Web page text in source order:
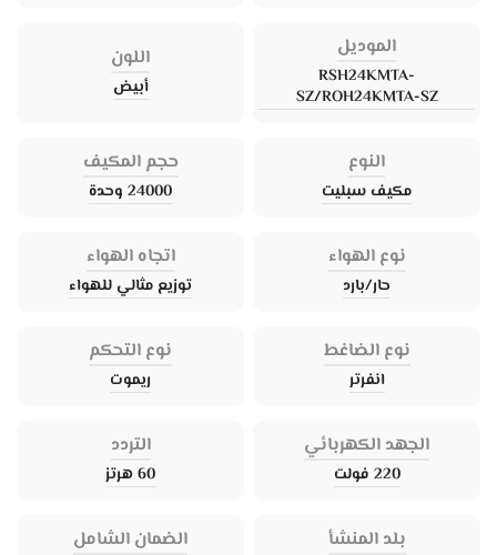
الموديل
RSH24KMTA-
SZ/ROH24KMTA-SZ
اللون
أبيض
النوع
مكيف سبليت
حجم المكيف
24000 وحدة
نوع الهواء
حار/بارد
اتجاه الهواء
توزيع مثالي للهواء
نوع الضاغط
انفرتر
نوع التحكم
ريموت
الجهد الكهربائي
220 فولت
التردد
60 هرتز
بلد المنشأ الضمان الشامل